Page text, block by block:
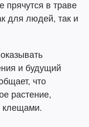
прячутся в траве
для людей, так и
и будущий
что
растение,
клещами.